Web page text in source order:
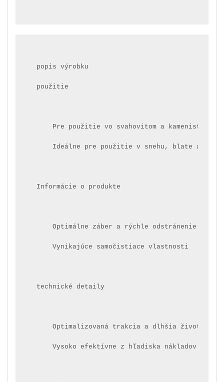
popis výrobku
použitie
Pre použitie vo svahovitom a kamenistom
    Ideálne pre použitie v snehu, blate a bahnu
Informácie o produkte
Optimálne záber a rýchle odstránenie
    Vynikajúce samočistiace vlastnosti
technické detaily
Optimalizovaná trakcia a dlhšia životnosť
Vysoko efektívne z hľadiska nákladov